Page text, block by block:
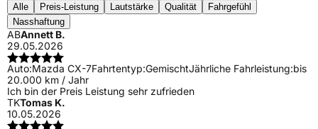
Alle Preis-Leistung Lautstärke Qualität
Fahrgefühl
Nasshaftung
ABAnnett B.
29.05.2026
Auto:Mazda CX-7Fahrtentyp:GemischtJährliche Fahrleistung:bis
20.000 km / Jahr
Ich bin der Preis Leistung sehr zufrieden
TKTomas K.
10.05.2026